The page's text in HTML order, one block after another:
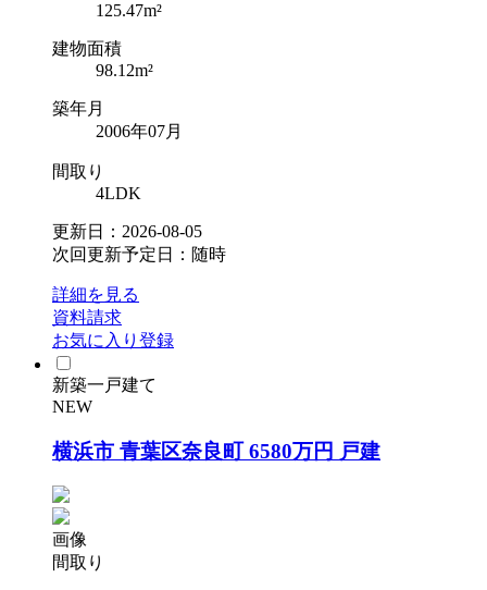
125.47m²
建物面積
98.12m²
築年月
2006年07月
間取り
4LDK
更新日：2026-08-05
次回更新予定日：随時
詳細を見る
資料請求
お気に入り登録
新築一戸建て
NEW
横浜市 青葉区奈良町 6580万円 戸建
画像
間取り